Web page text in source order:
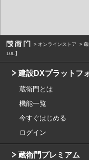
オンラインストア
10L】
建設DXプラットフ
蔵衛門とは
機能一覧
今すぐはじめる
ログイン
蔵衛門プレミアム